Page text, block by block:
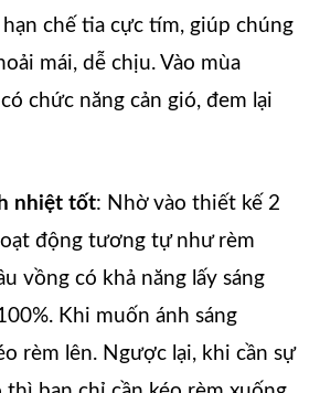
chế tia cực tím, giúp chúng
mái, dễ chịu. Vào mùa
chức năng cản gió, đem lại
nhiệt tốt: Nhờ vào thiết kế 2
động tương tự như rèm
vồng có khả năng lấy sáng
Khi muốn ánh sáng
rèm lên. Ngược lại, khi cần sự